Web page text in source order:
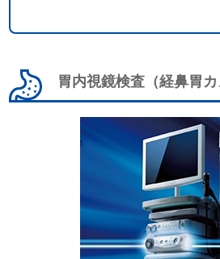
胃内視鏡検査（経鼻胃カ